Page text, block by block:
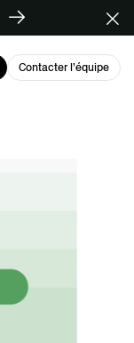
Contacter l’équipe